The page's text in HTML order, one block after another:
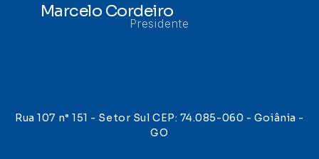
Marcelo Cordeiro
Presidente
Rua 107 n° 151 - Setor Sul CEP: 74.085-060 - Goiânia -
GO